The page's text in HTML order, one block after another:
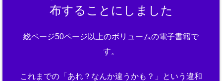
布することにしました
総ページ50ページ以上のボリュームの電子書籍で
す。
これまでの「あれ？なんか違うかも？」という違和